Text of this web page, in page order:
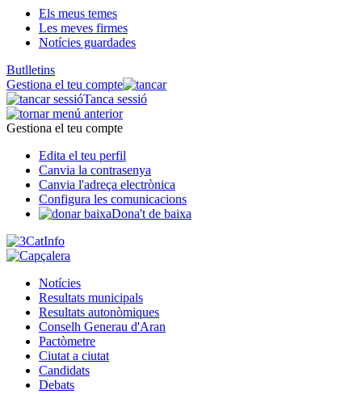
Els meus temes
Les meves firmes
Notícies guardades
Butlletins
Gestiona el teu compte
Tanca sessió
Gestiona el teu compte
Edita el teu perfil
Canvia la contrasenya
Canvia l'adreça electrònica
Configura les comunicacions
Dona't de baixa
Notícies
Resultats municipals
Resultats autonòmiques
Conselh Generau d'Aran
Pactòmetre
Ciutat a ciutat
Candidats
Debats